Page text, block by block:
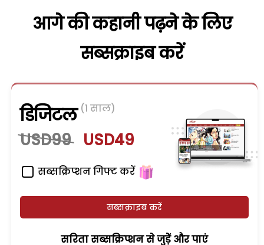
आगे की कहानी पढ़ने के लिए
सब्सक्राइब करें
डिजिटल (1 साल)
USD99 USD49
सब्सक्रिप्शन गिफ्ट करें
सब्सक्राइब करें
सरिता सब्सक्रिप्शन से जुड़ेें और पाएं